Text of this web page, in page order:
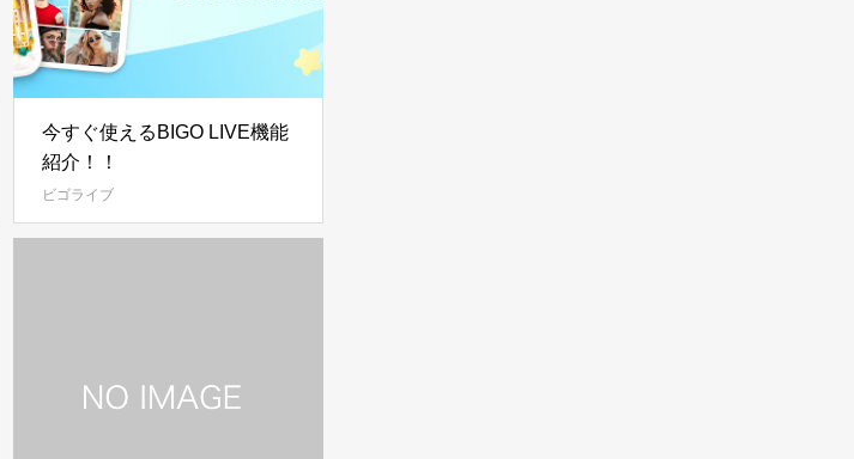
今すぐ使えるBIGO LIVE機能
紹介！！
ビゴライブ